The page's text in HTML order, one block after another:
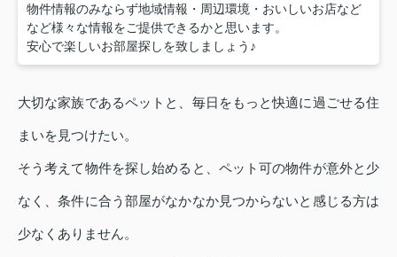
物件情報のみならず地域情報・周辺環境・おいしいお店など
など様々な情報をご提供できるかと思います。
安心で楽しいお部屋探しを致しましょう♪
大切な家族であるペットと、毎日をもっと快適に過ごせる住
まいを見つけたい。
そう考えて物件を探し始めると、ペット可の物件が意外と少
なく、条件に合う部屋がなかなか見つからないと感じる方は
少なくありません。